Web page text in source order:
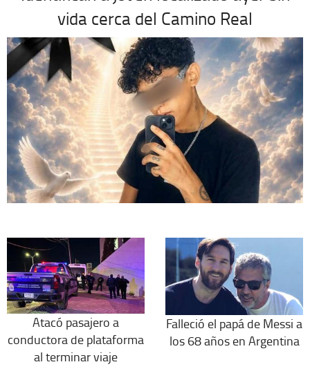
vida cerca del Camino Real
Atacó pasajero a
conductora de plataforma
al terminar viaje
Falleció el papá de Messi a
los 68 años en Argentina